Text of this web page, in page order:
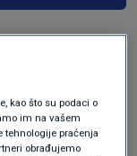
kao što su podaci o
im na vašem
tehnologije praćenja
obrađujemo